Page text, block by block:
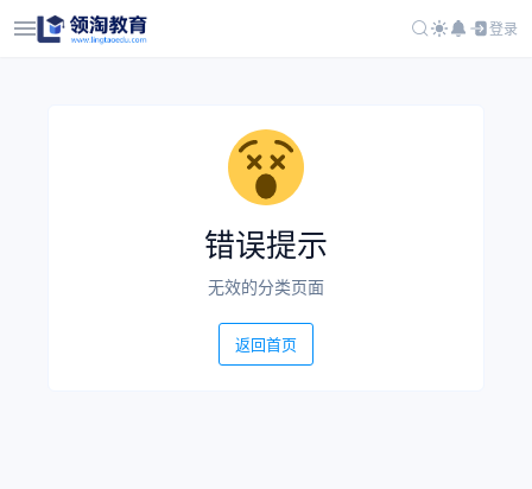
登录
错误提示
无效的分类页面
返回首页